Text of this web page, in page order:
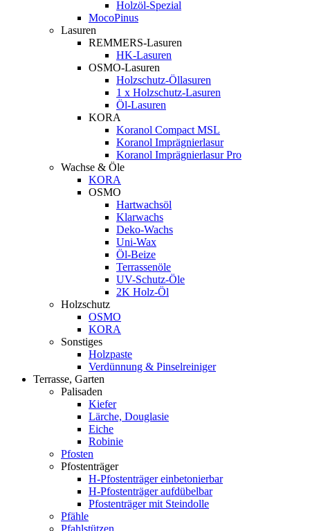
Holzöl-Spezial
MocoPinus
Lasuren
REMMERS-Lasuren
HK-Lasuren
OSMO-Lasuren
Holzschutz-Öllasuren
1 x Holzschutz-Lasuren
Öl-Lasuren
KORA
Koranol Compact MSL
Koranol Imprägnierlasur
Koranol Imprägnierlasur Pro
Wachse & Öle
KORA
OSMO
Hartwachsöl
Klarwachs
Deko-Wachs
Uni-Wax
Öl-Beize
Terrassenöle
UV-Schutz-Öle
2K Holz-Öl
Holzschutz
OSMO
KORA
Sonstiges
Holzpaste
Verdünnung & Pinselreiniger
Terrasse, Garten
Palisaden
Kiefer
Lärche, Douglasie
Eiche
Robinie
Pfosten
Pfostenträger
H-Pfostenträger einbetonierbar
H-Pfostenträger aufdübelbar
Pfostenträger mit Steindolle
Pfähle
Pfahlstützen